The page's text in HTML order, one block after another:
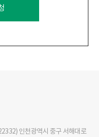
인천광역시 중구 서해대로